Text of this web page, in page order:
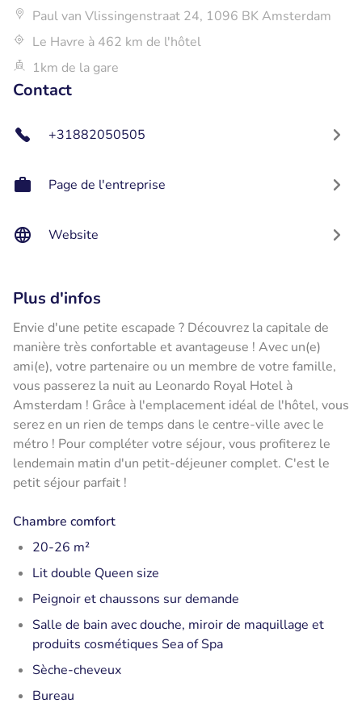
Paul van Vlissingenstraat 24, 1096 BK Amsterdam
Le Havre à 462 km de l'hôtel
1km de la gare
Contact
+31882050505
Page de l'entreprise
Website
Plus d'infos
Envie d'une petite escapade ? Découvrez la capitale de
manière très confortable et avantageuse ! Avec un(e)
ami(e), votre partenaire ou un membre de votre famille,
vous passerez la nuit au Leonardo Royal Hotel à
Amsterdam ! Grâce à l'emplacement idéal de l'hôtel, vous
serez en un rien de temps dans le centre-ville avec le
métro ! Pour compléter votre séjour, vous profiterez le
lendemain matin d'un petit-déjeuner complet. C'est le
petit séjour parfait !
Chambre comfort
20-26 m²
Lit double Queen size
Peignoir et chaussons sur demande
Salle de bain avec douche, miroir de maquillage et
produits cosmétiques Sea of Spa
Sèche-cheveux
Bureau